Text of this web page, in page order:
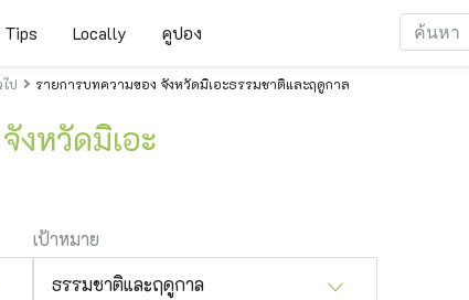
Tips Locally คูปอง
ป รายการบทความของ จังหวัดมิเอะธรรมชาติและฤดูกาล
งหวัดมิเอะ
เป้าหมาย
ธรรมชาติและฤดูกาล